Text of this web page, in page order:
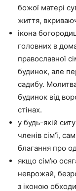
божої матері
життя,
ікона
головних в
православної
будинок, але
садибу.
будинок від
стінах.
у будь-якій
членів сім’ї,
благання про
якщо сім’ю
неврожай,
з іконою